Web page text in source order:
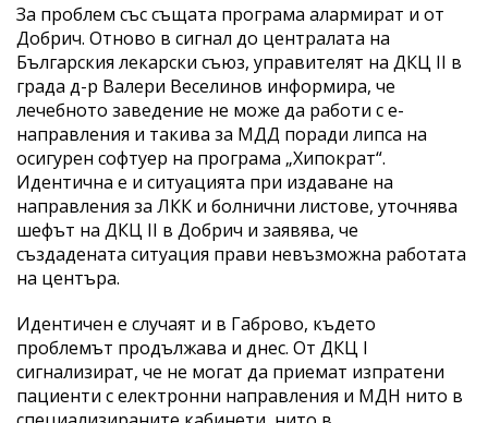
За проблем със същата програма алармират и от
Добрич. Отново в сигнал до централата на
Българския лекарски съюз, управителят на ДКЦ II в
града д-р Валери Веселинов информира, че
лечебното заведение не може да работи с е-
направления и такива за МДД поради липса на
осигурен софтуер на програма „Хипократ“.
Идентична е и ситуацията при издаване на
направления за ЛКК и болнични листове, уточнява
шефът на ДКЦ II в Добрич и заявява, че
създадената ситуация прави невъзможна работата
на центъра.
Идентичен е случаят и в Габрово, където
проблемът продължава и днес. От ДКЦ I
сигнализират, че не могат да приемат изпратени
пациенти с електронни направления и МДН нито в